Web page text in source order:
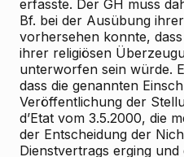
erfasste. Der GH muss
Bf. bei der Ausübung
vorhersehen konnte,
ihrer religiösen
unterworfen sein würde.
dass die genannten
Veröffentlichung der
d’Etat vom 3.5.2000, die
der Entscheidung der
Dienstvertrags erging